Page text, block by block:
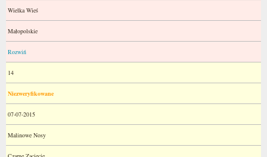
Wielka Wieś
Małopolskie
Rozwiń
14
Niezweryfikowane
07-07-2015
Malinowe Nosy